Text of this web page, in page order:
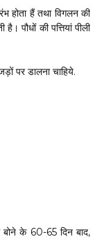
होता हैं तथा विगलन की
पौधों की पत्तियां पीली
पर डालना चाहिये.
के 60-65 दिन बाद,